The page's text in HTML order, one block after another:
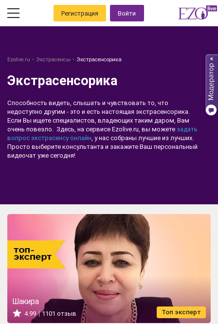
Регистрация Войти
Ezolive.ru Экстрасенсы Экстрасенсорика
Экстрасенсорика
Способность видеть, слышать и чувствовать то, что
недоступно другим - это и есть настоящая экстрасенсорика.
Если Вы ищете специалистов, владеющих таким даром, Вам
очень повезло. Здесь, на сервисе Ezolive.ru, вы можете задать
вопрос экстрасенсу онлайн, у нас собраны лучшие из лучших.
Просто выберите консультанта и закажите Ваш персональный
видеочат уже сегодня!
Топ эксперт
Шакира
4.99 1101 отзыв